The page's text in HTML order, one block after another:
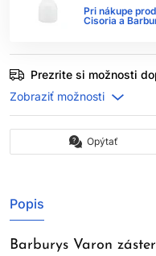
Pri nákupe
Cisoria a
Prezrite si možnosti
Opýtať
Popis
Barburys Varon